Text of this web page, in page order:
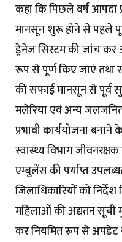
कहा कि पिछले वर्ष आपदा
मानसून शुरू होने से पहले
ड्रेनेज सिस्टम की जांच
रूप से पूर्ण किए जाएं तथा
की सफाई मानसून से पूर्व
मलेरिया एवं अन्य
प्रभावी कार्ययोजना बनाने
स्वास्थ्य विभाग
एम्बुलेंस की पर्याप्त
जिलाधिकारियों को
महिलाओं की अद्यतन सूची
कर नियमित रूप से अपडेट